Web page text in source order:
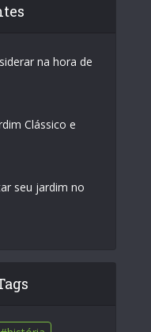
na hora de
Clássico e
seu jardim no